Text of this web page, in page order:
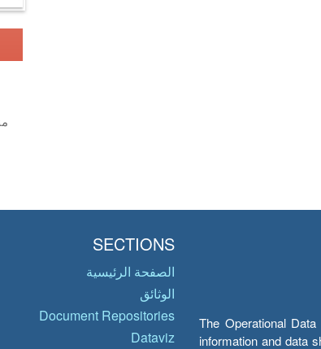
The Operational
information and data
SECTIONS
الصفحة الرئيسية
الوثائق
Document Repositories
Dataviz